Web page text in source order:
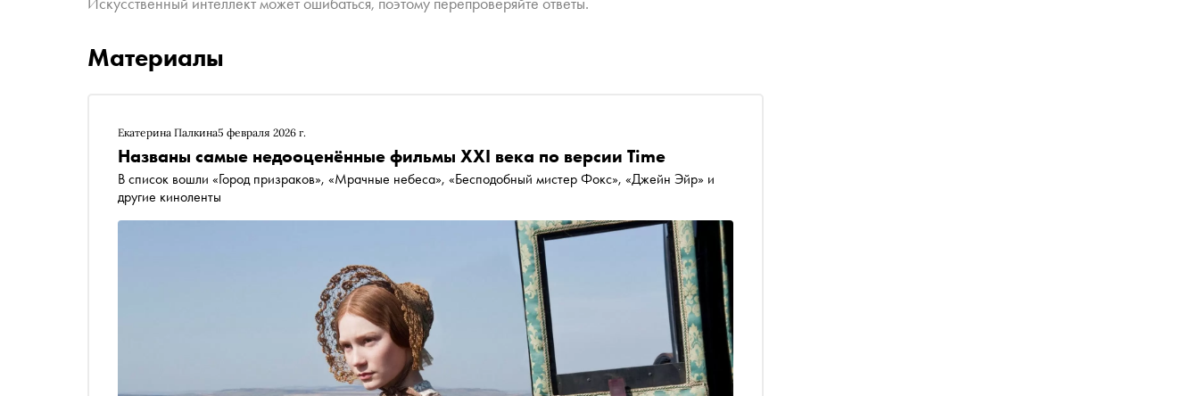
Материалы
Екатерина Палкина5 февраля 2026 г.
Названы самые недооценённые фильмы XXI века по версии Time
В список вошли «Город призраков», «Мрачные небеса», «Бесподобный мистер Фокс», «Джейн Эйр» и
другие киноленты